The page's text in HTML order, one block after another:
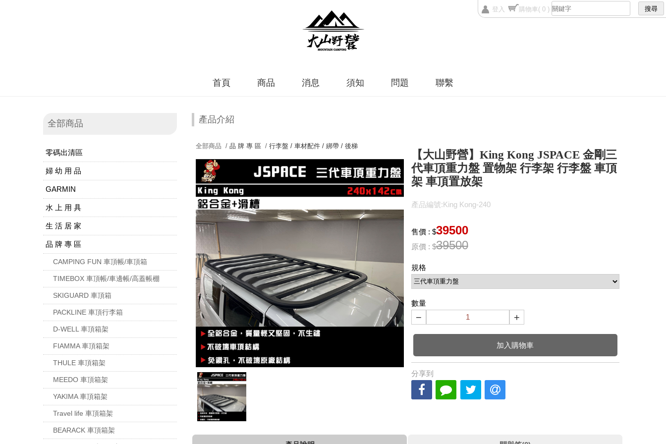
登入 購物車( 0 )
首頁 商品 消息 須知 問題 聯繫
全部商品
零碼出清區
婦 幼 用 品
GARMIN
水 上 用 具
生 活 居 家
品 牌 專 區
CAMPING FUN 車頂帳/車頂箱
TIMEBOX 車頂帳/車邊帳/高蓋帳棚
SKIGUARD 車頂箱
PACKLINE 車頂行李箱
D-WELL 車頂箱架
FIAMMA 車頂箱架
THULE 車頂箱架
MEEDO 車頂箱架
YAKIMA 車頂箱架
Travel life 車頂箱架
BEARACK 車頂箱架
產品介紹
全部商品 / 品 牌 專 區/ 行李盤 / 車材配件 / 綁帶 / 後梯
【大山野營】King Kong JSPACE 金剛三
代車頂重力盤 置物架 行李架 行李盤 車頂
架 車頂置放架
產品編號:King Kong-240
售價 : $39500
原價 : $39500
規格
數量
− +
加入購物車
分享到